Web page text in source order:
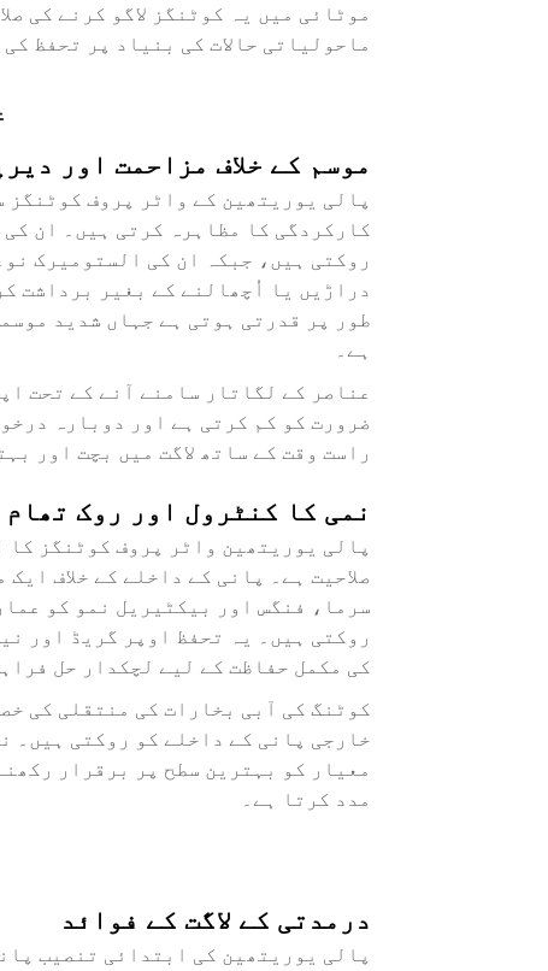
موٹائی میں یہ کوٹنگز لاگو کرنے کی
ماحولیاتی حالات کی بنیاد پر تحفظ
موسم کے خلاف مزاحمت اور
پالی يوريتھين کے واٹر پروف کوٹنگز
کارکردگی کا مظاہرہ کرتی ہیں۔ ان
روکتی ہیں، جبکہ ان کی الستومیرک
دراڑیں یا اُچھالنے کے بغیر برداشت
طور پر قدرتی ہوتی ہے جہاں شدید
ہے۔
عناصر کے لگاتار سامنے آنے کے تحت
ضرورت کو کم کرتی ہے اور دوبارہ
راست وقت کے ساتھ لاگت میں بچت اور
نمی کا کنٹرول اور روک تھام
پالی یوریتھین واٹر پروف کوٹنگز
صلاحیت ہے۔ پانی کے داخلے کے خلاف
سرما، فنگس اور بیکٹیریل نمو کو
روکتی ہیں۔ یہ تحفظ اوپر گریڈ اور
کی مکمل حفاظت کے لیے لچکدار حل
کوٹنگ کی آبی بخارات کی منتقلی کی
خارجی پانی کے داخلے کو روکتی ہیں۔
معیار کو بہترین سطح پر برقرار
مدد کرتا ہے۔
درمدتی کے لاگت کے فوائد
پالی یوریتھین کی ابتدائی تنصیب